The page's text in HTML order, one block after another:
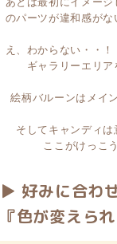
え、わからない・・
ギャラリーエリ
絵柄バルーンはメイ
そしてキャンディ
▶ 好みに合わせ
『色が変えら